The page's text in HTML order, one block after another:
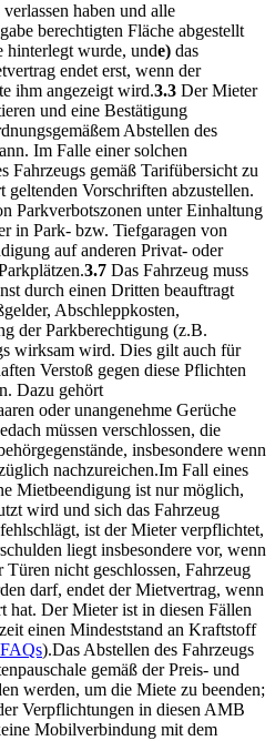
haben und alle
berechtigten Fläche abgestellt
hinterlegt wurde, unde) das
endet erst, wenn der
ihm angezeigt wird.3.3 Der Mieter
und eine Bestätigung
Abstellen des
Im Falle einer solchen
Fahrzeugs gemäß Tarifübersicht zu
Vorschriften abzustellen.
Parkverbotszonen unter Einhaltung
in Park- bzw. Tiefgaragen von
auf anderen Privat- oder
3.7 Das Fahrzeug muss
durch einen Dritten beauftragt
Abschleppkosten,
der Parkberechtigung (z.B.
wirksam wird. Dies gilt auch für
Verstoß gegen diese Pflichten
Dazu gehört
oder unangenehme Gerüche
müssen verschlossen, die
insbesondere wenn
nachzureichen.Im Fall eines
Mietbeendigung ist nur möglich,
wird und sich das Fahrzeug
ist der Mieter verpflichtet,
liegt insbesondere vor, wenn
nicht geschlossen, Fahrzeug
darf, endet der Mietvertrag, wenn
hat. Der Mieter ist in diesen Fällen
einen Mindeststand an Kraftstoff
).Das Abstellen des Fahrzeugs
gemäß der Preis- und
werden, um die Miete zu beenden;
Verpflichtungen in diesen AMB
Mobilverbindung mit dem